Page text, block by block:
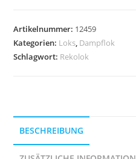
Artikelnummer: 12459
Kategorien: Loks, Dampflok
Schlagwort: Rekolok
BESCHREIBUNG